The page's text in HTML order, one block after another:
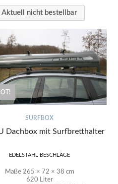
Aktuell nicht bestellbar
SURFBOX
Dachbox mit Surfbretthalter
EDELSTAHL BESCHLÄGE
Maße 265 × 72 × 38 cm
620 Liter